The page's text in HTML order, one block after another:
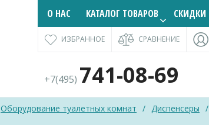
О НАС КАТАЛОГ ТОВАРОВ СКИДКИ
ИЗБРАННОЕ СРАВНЕНИЕ
+7(495) 741-08-69
Оборудование туалетных комнат / Диспенсеры /